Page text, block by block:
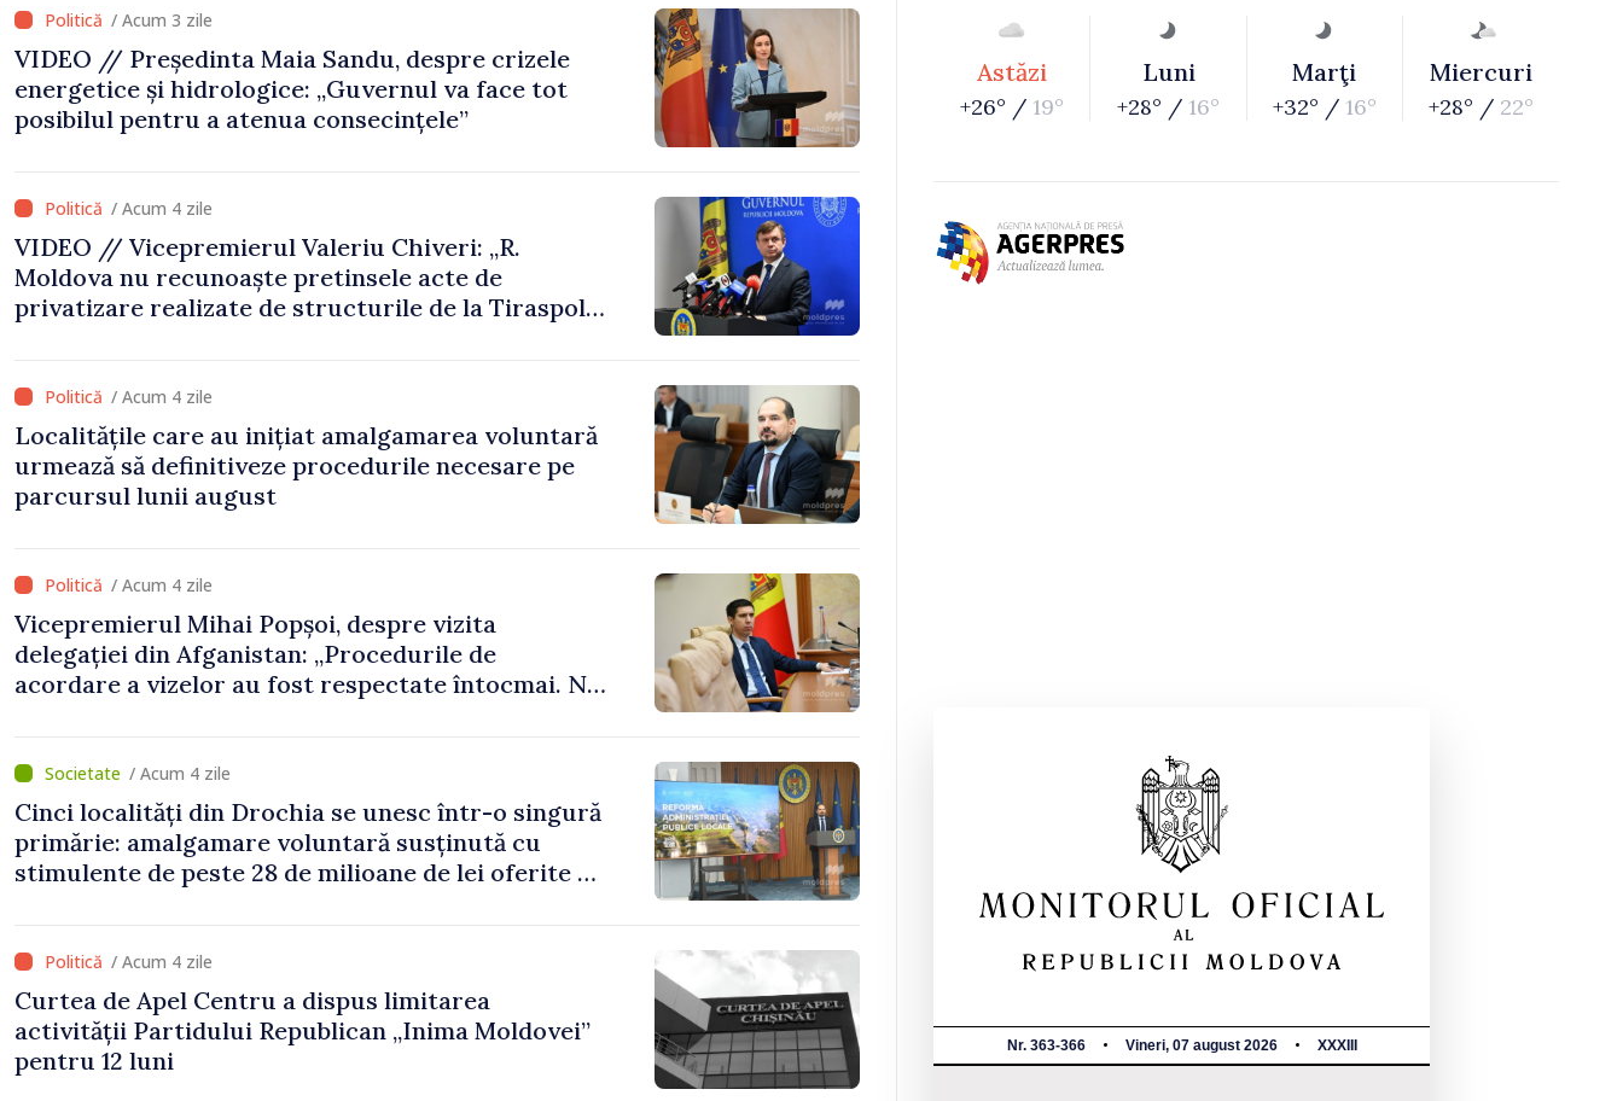
/ Acum 3 zile
VIDEO // Președinta Maia Sandu, despre crizele
energetice și hidrologice: „Guvernul va face tot
posibilul pentru a atenua consecințele”
/ Acum 4 zile
VIDEO // Vicepremierul Valeriu Chiveri: „R.
Moldova nu recunoaște pretinsele acte de
privatizare realizate de structurile de la Tiraspol
/ Acum 4 zile
Localitățile care au inițiat amalgamarea voluntară
urmează să definitiveze procedurile necesare pe
parcursul lunii august
/ Acum 4 zile
Vicepremierul Mihai Popșoi, despre vizita
delegației din Afganistan: „Procedurile de
acordare a vizelor au fost respectate întocmai. Nu
/ Acum 4 zile
Cinci localități din Drochia se unesc într-o singură
primărie: amalgamare voluntară susținută cu
stimulente de peste 28 de milioane de lei oferite de
/ Acum 4 zile
Curtea de Apel Centru a dispus limitarea
activității Partidului Republican „Inima Moldovei”
pentru 12 luni
Astăzi
+26° / 19°
Luni
+28° / 16°
Marţi
+32° / 16°
Miercuri
+28° / 22°
Nr. 363-366 Vineri, 07 august 2026 XXXIII